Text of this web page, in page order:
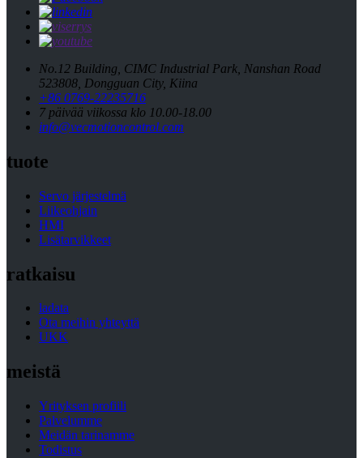
No.12 Building, CIMC Industrial Park, Nanshan Road
523808, Dongguan City, Kiina
+86 0769-22235716
7 päivää viikossa klo 10.00-18.00
info@vecmotioncontrol.com
tuote
Servo järjestelmä
Liikeohjain
HMI
Lisätarvikkeet
ratkaisu
ladata
Ota meihin yhteyttä
UKK
meistä
Yrityksen profiili
Palvelumme
Meidän tarinamme
Todistus